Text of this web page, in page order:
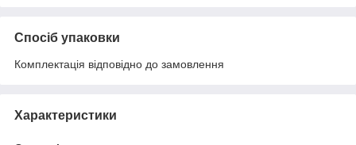
Спосіб упаковки
Комплектація відповідно до замовлення
Характеристики